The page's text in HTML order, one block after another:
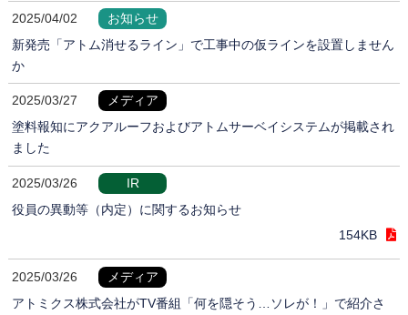
2025/04/02
お知らせ
新発売「アトム消せるライン」で工事中の仮ラインを設置しません
か
2025/03/27
メディア
塗料報知にアクアルーフおよびアトムサーベイシステムが掲載され
ました
2025/03/26
IR
役員の異動等（内定）に関するお知らせ
154KB
2025/03/26
メディア
アトミクス株式会社がTV番組「何を隠そう…ソレが！」で紹介さ